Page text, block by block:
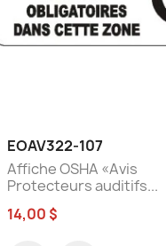
Aperçu rapide
EOAV322-107
Affiche OSHA «Avis
Protecteurs auditifs...
14,00 $